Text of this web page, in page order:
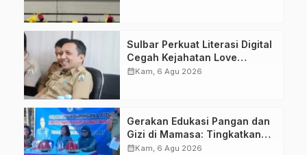
Sulbar Perkuat Literasi Digital
Cegah Kejahatan Love
Scamming
calendar_monthKam, 6 Agu 2026
Gerakan Edukasi Pangan dan
Gizi di Mamasa: Tingkatkan
Pengetahuan dan
calendar_monthKam, 6 Agu 2026